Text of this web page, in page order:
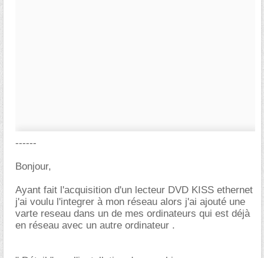
------
Bonjour,
Ayant fait l'acquisition d'un lecteur DVD KISS ethernet
j'ai voulu l'integrer à mon réseau alors j'ai ajouté une
varte reseau dans un de mes ordinateurs qui est déjà
en réseau avec un autre ordinateur .